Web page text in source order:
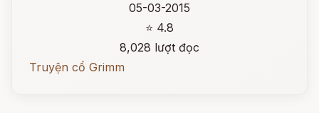
05-03-2015
⭐ 4.8
8,028 lượt đọc
Truyện cổ Grimm